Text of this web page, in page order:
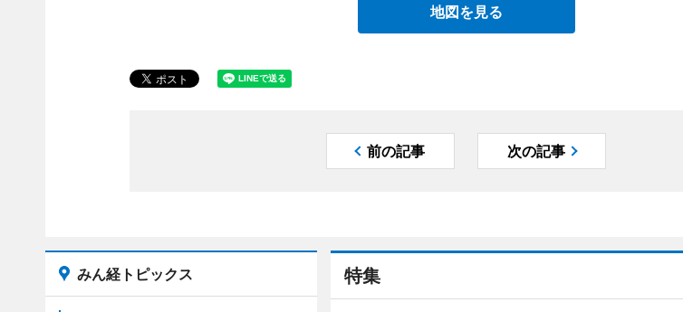
地図を見る
前の記事 次の記事
特集
みん経トピックス